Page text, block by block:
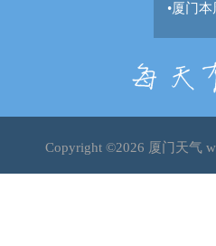
•厦门
Copyright ©2026 厦门天气